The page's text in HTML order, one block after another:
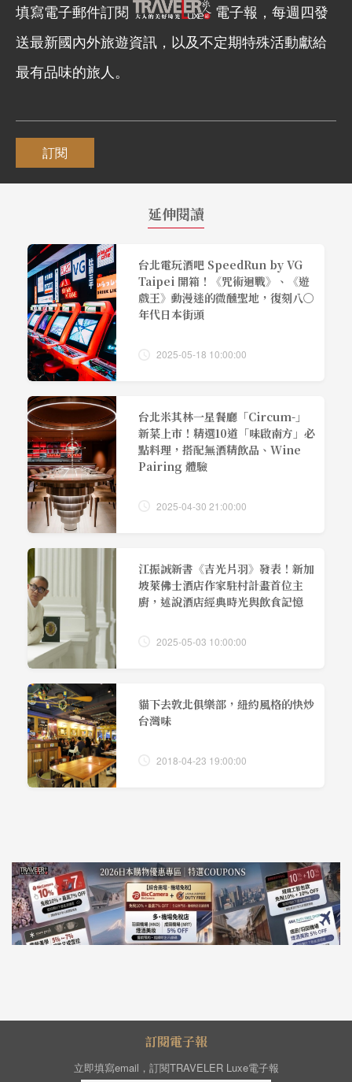
填寫電子郵件訂閱
電子報，每週四發
送最新國內外旅遊資訊，以及不定期特殊活動獻給
最有品味的旅人。
訂閱
延伸閱讀
台北電玩酒吧 SpeedRun by VG
Taipei 開箱！《咒術迴戰》、《遊
戲王》動漫迷的微醺聖地，復刻八〇
年代日本街頭
2025-05-18 10:00:00
台北米其林一星餐廳「Circum-」
新菜上市！精選10道「味啟南方」必
點料理，搭配無酒精飲品、Wine
Pairing 體驗
2025-04-30 21:00:00
江振誠新書《吉光片羽》發表！新加
坡萊佛士酒店作家駐村計畫首位主
廚，述說酒店經典時光與飲食記憶
2025-05-03 10:00:00
貓下去敦北俱樂部，紐約風格的快炒
台灣味
2018-04-23 19:00:00
訂閱電子報
立即填寫email，訂閱TRAVELER Luxe電子報